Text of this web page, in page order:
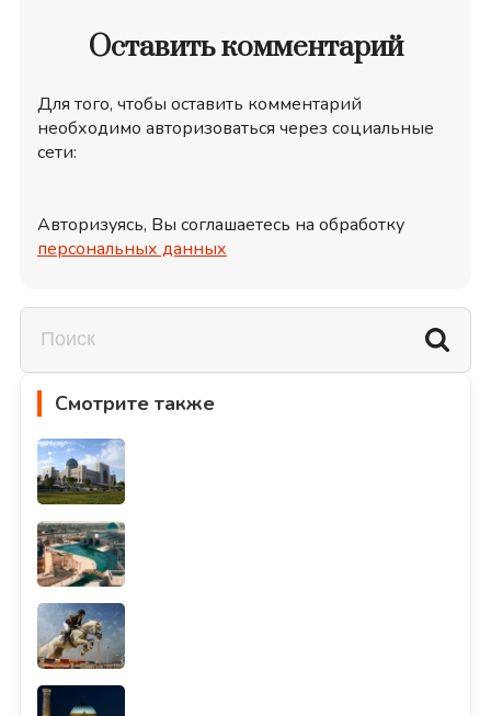
Оставить комментарий
Для того, чтобы оставить комментарий
необходимо авторизоваться через социальные
сети:
Авторизуясь, Вы соглашаетесь на обработку
персональных данных
Смотрите также